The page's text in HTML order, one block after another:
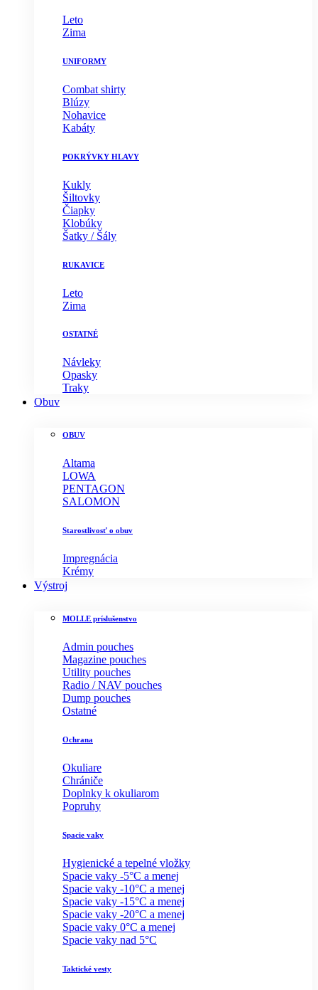
Leto
Zima
UNIFORMY
Combat shirty
Blúzy
Nohavice
Kabáty
POKRÝVKY HLAVY
Kukly
Šiltovky
Čiapky
Klobúky
Šatky / Šály
RUKAVICE
Leto
Zima
OSTATNÉ
Návleky
Opasky
Traky
Obuv
OBUV
Altama
LOWA
PENTAGON
SALOMON
Starostlivosť o obuv
Impregnácia
Krémy
Výstroj
MOLLE príslušenstvo
Admin pouches
Magazine pouches
Utility pouches
Radio / NAV pouches
Dump pouches
Ostatné
Ochrana
Okuliare
Chrániče
Doplnky k okuliarom
Popruhy
Spacie vaky
Hygienické a tepelné vložky
Spacie vaky -5°C a menej
Spacie vaky -10°C a menej
Spacie vaky -15°C a menej
Spacie vaky -20°C a menej
Spacie vaky 0°C a menej
Spacie vaky nad 5°C
Taktické vesty